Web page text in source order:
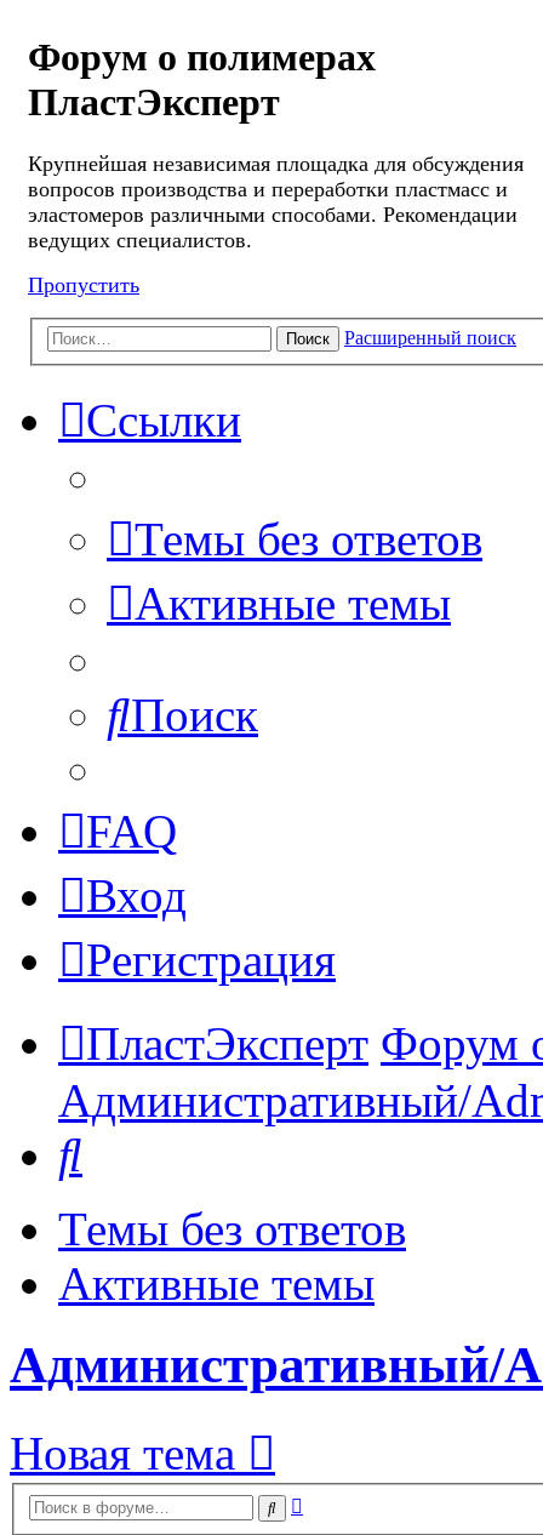
Форум о полимерах
ПластЭксперт
Крупнейшая независимая площадка для обсуждения
вопросов производства и переработки пластмасс и
эластомеров различными способами. Рекомендации
ведущих специалистов.
Пропустить
Поиск Расширенный поиск
Ссылки
Темы без ответов
Активные темы
Поиск
FAQ
Вход
Регистрация
ПластЭксперт Форум
Административный/
Темы без ответов
Активные темы
Административный/
Новая тема
Поиск